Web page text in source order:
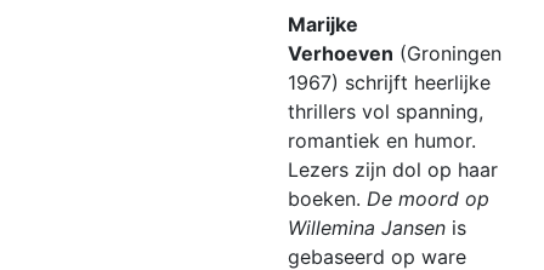
Marijke
Verhoeven (Groningen
1967) schrijft heerlijke
thrillers vol spanning,
romantiek en humor.
Lezers zijn dol op haar
boeken. De moord op
Willemina Jansen is
gebaseerd op ware